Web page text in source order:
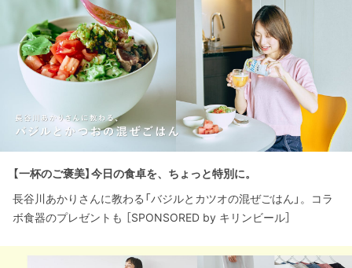
【一杯のご褒美】今日の食卓を、ちょっと特別に。
長谷川あかりさんに教わる「バジルとカツオの混ぜごはん」。コラ
ボ食器のプレゼントも ［SPONSORED by キリンビール］